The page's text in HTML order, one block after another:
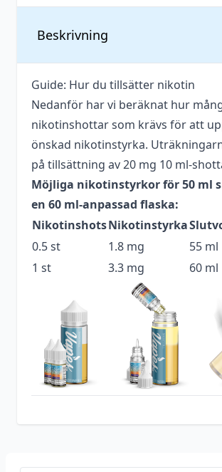
Beskrivning
Guide: Hur du tillsätter nikotin
Nedanför har vi beräknat hur
nikotinshottar som krävs för att
önskad nikotinstyrka.
på tillsättning av 20 mg 10 ml-
Möjliga nikotinstyrkor för 50 ml
en 60 ml-anpassad flaska:
NikotinshotsNikotinstyrka
0.5 st
1.8 mg
55 ml
1 st
3.3 mg 60 ml
Vikt
Anpassad för
nikotinstyrka
Antal ml
50 ml
Beskrivande
Kylig ,Söt ,
Blandning
70VG / 30PG
Flaskstorlek
60 ml
Innehåller
cooling
Ja
Serie I VG Crushed
Smakprofil
Ananas
Papaya
Tillverkare
Acme Vape Lab
Tillverkningsland England